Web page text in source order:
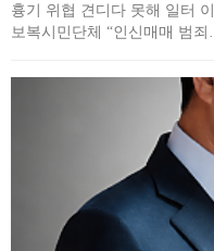
흉기 위협 견디다 못해 일터
보복시민단체 “인신매매 범